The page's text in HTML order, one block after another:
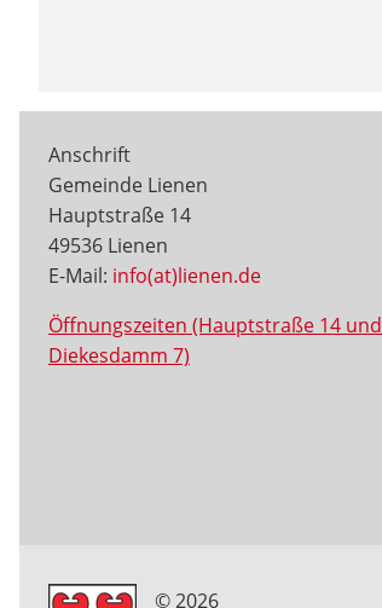
Anschrift
Gemeinde Lienen
Hauptstraße 14
49536 Lienen
E-Mail: info(at)lienen.de
Öffnungszeiten (Hauptstraße 14 und
Diekesdamm 7)
© 2026